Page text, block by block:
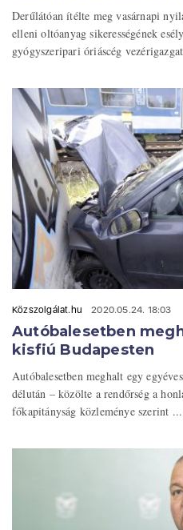
Derűlátóan ítélte meg vasárnapi
elleni oltóanyag sikerességének
gyógyszeripari óriáscég
Közszolgálat.hu 2020.05.24. 18:03
Autóbalesetben
kisfiú Budapesten
Autóbalesetben meghalt egy
délután – közölte a rendőrség a
főkapitányság közleménye szerint ...